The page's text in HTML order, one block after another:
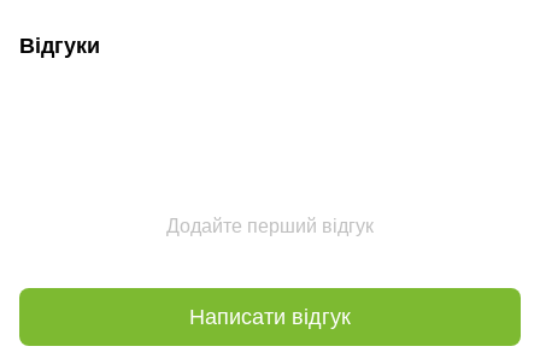
Відгуки
Додайте перший відгук
Написати відгук